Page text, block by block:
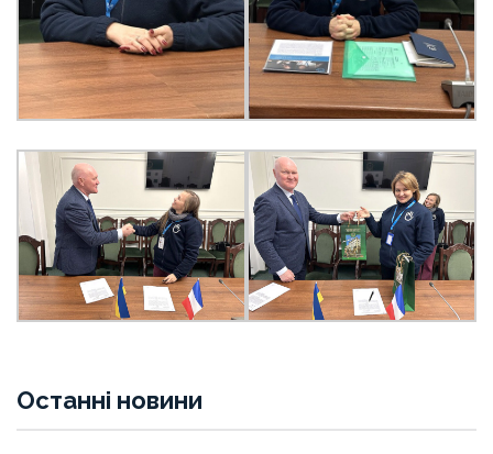
Останні новини